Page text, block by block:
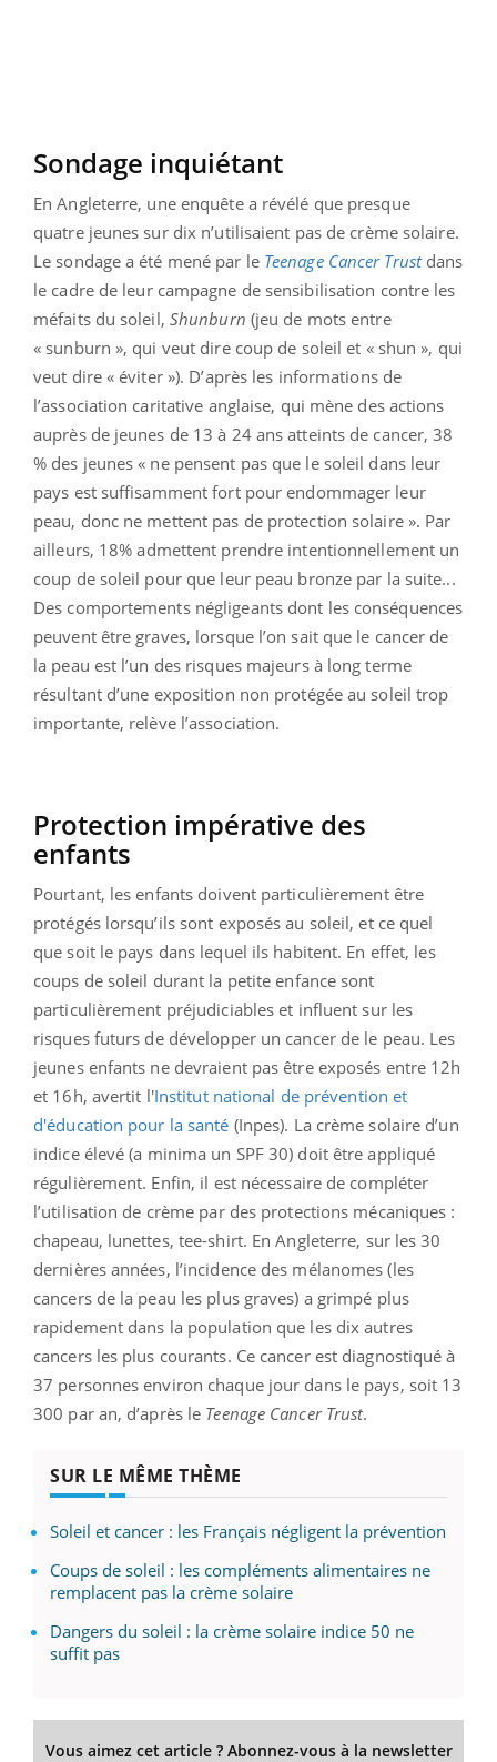
Sondage inquiétant
En Angleterre, une enquête a révélé que presque
quatre jeunes sur dix n’utilisaient pas de crème solaire.
Le sondage a été mené par le Teenage Cancer Trustdans
le cadre de leur campagne de sensibilisation contre les
méfaits du soleil, Shunburn (jeu de mots entre
« sunburn », qui veut dire coup de soleil et « shun », qui
veut dire « éviter »). D’après les informations de
l’association caritative anglaise, qui mène des actions
auprès de jeunes de 13 à 24 ans atteints de cancer, 38
% des jeunes « ne pensent pas que le soleil dans leur
pays est suffisamment fort pour endommager leur
peau, donc ne mettent pas de protection solaire ». Par
ailleurs, 18% admettent prendre intentionnellement un
coup de soleil pour que leur peau bronze par la suite...
Des comportements négligeants dont les conséquences
peuvent être graves, lorsque l’on sait que le cancer de
la peau est l’un des risques majeurs à long terme
résultant d’une exposition non protégée au soleil trop
importante, relève l’association.
Protection impérative des
enfants
Pourtant, les enfants doivent particulièrement être
protégés lorsqu’ils sont exposés au soleil, et ce quel
que soit le pays dans lequel ils habitent. En effet, les
coups de soleil durant la petite enfance sont
particulièrement préjudiciables et influent sur les
risques futurs de développer un cancer de le peau. Les
jeunes enfants ne devraient pas être exposés entre 12h
et 16h, avertit l'Institut national de prévention et
d'éducation pour la santé (Inpes). La crème solaire d’un
indice élevé (a minima un SPF 30) doit être appliqué
régulièrement. Enfin, il est nécessaire de compléter
l’utilisation de crème par des protections mécaniques :
chapeau, lunettes, tee-shirt. En Angleterre, sur les 30
dernières années, l’incidence des mélanomes (les
cancers de la peau les plus graves) a grimpé plus
rapidement dans la population que les dix autres
cancers les plus courants. Ce cancer est diagnostiqué à
37 personnes environ chaque jour dans le pays, soit 13
300 par an, d’après le Teenage Cancer Trust.
SUR LE MÊME THÈME
Soleil et cancer : les Français négligent la prévention
Coups de soleil : les compléments alimentaires ne
remplacent pas la crème solaire
Dangers du soleil : la crème solaire indice 50 ne
suffit pas
Vous aimez cet article ? Abonnez-vous à la newsletter